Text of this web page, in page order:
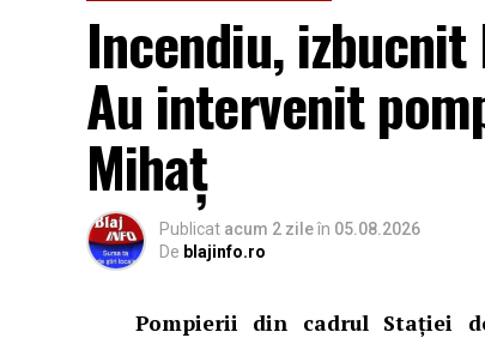
Incendiu,
Au intervenit
Mihaț
Publicat acum 2 zileîn 05.08.2026
De blajinfo.ro
Pompierii din cadrul Stației